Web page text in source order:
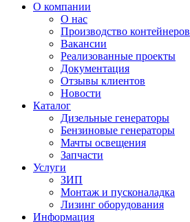
О компании
О нас
Производство контейнеров
Вакансии
Реализованные проекты
Документация
Отзывы клиентов
Новости
Каталог
Дизельные генераторы
Бензиновые генераторы
Мачты освещения
Запчасти
Услуги
ЗИП
Монтаж и пусконаладка
Лизинг оборудования
Информация